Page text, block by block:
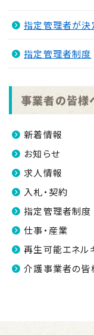
2022.12.19
被覆資材価格高
2022.12.05
令和５・６年度
いて
2022.10.28
令和4年度総合
ついて
2022.03.28
ホームページリ
指定管理者が決
指定管理者制度
事業者の皆様
新着情報
お知らせ
求人情報
入札・契約
指定管理者制度
仕事・産業
再生可能エネル
介護事業者の皆